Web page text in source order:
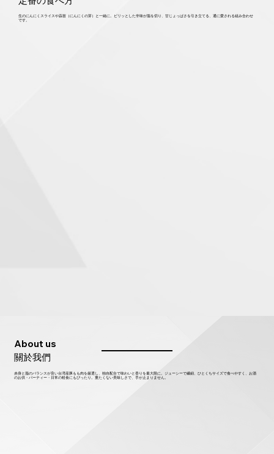
生のにんにくスライスや蒜苗（にんにくの芽）と一緒に。ピリッとした辛味が脂を切り、甘じょっぱさを引き立てる、通に愛される組み合わせ
です。
About us
關於我們
赤身と脂のバランスが良い台湾産豚もも肉を厳選し、独自配合で味わいと香りを最大限に。ジューシーで繊細、ひとくちサイズで食べやすく、お酒
のお供・パーティー・日常の軽食にもぴったり。重たくない美味しさで、手が止まりません。